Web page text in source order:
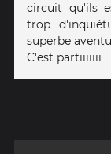
circuit qu'ils
trop
superbe
C'est partiiiiiii